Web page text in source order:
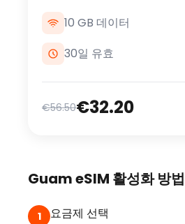
10 GB 데이터
30일 유효
€56.50€32.20
Guam eSIM 활성화 방법
1 요금제 선택